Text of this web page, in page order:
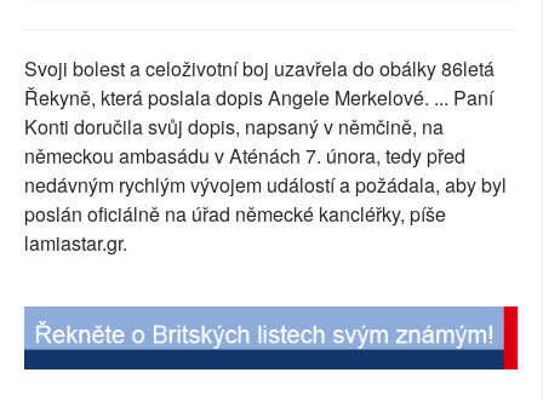
PŘÍSPĚVKY NA PROVOZ
SOCIÁLNÍ SÍTĚ
RUBRIKY
PLNÁ VERZE STRÁNEK
Svoji bolest a celoživotní boj uzavřela do obálky 86letá
Řekyně, která poslala dopis Angele Merkelové. ... Paní
Konti doručila svůj dopis, napsaný v němčině, na
německou ambasádu v Aténách 7. února, tedy před
nedávným rychlým vývojem událostí a požádala, aby byl
poslán oficiálně na úřad německé kancléřky, píše
lamiastar.gr.